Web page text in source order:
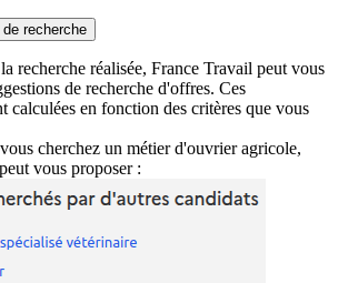
recherche
recherche réalisée, France Travail peut vous
de recherche d'offres. Ces
calculées en fonction des critères que vous
cherchez un métier d'ouvrier agricole,
vous proposer :